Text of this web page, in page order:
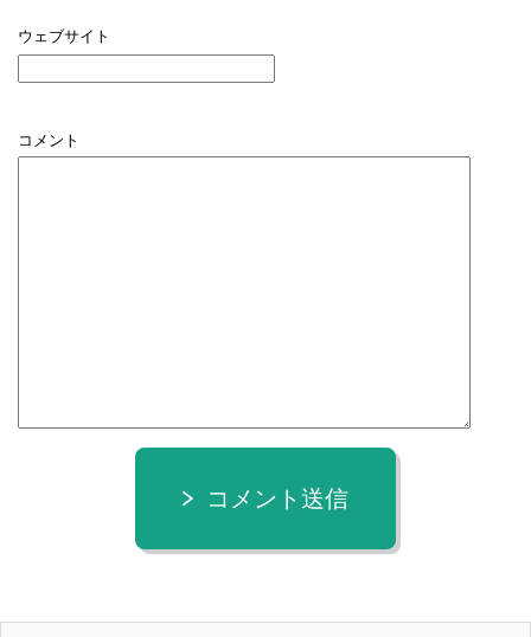
ウェブサイト
コメント
コメント送信